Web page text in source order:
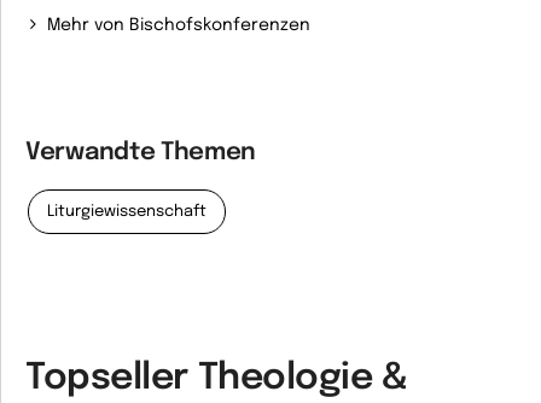
Mehr von Bischofskonferenzen
Verwandte Themen
Liturgiewissenschaft
Topseller Theologie &